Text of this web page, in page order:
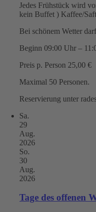
Jedes Frühstück wird
kein Buffet ) Kaffee/
Bei schönem Wetter
Beginn 09:00 Uhr –
Preis p. Person 25,00 €
Maximal 50 Personen.
Reservierung unter
Sa.
29
Aug.
2026
So.
30
Aug.
2026
Tage des offenen